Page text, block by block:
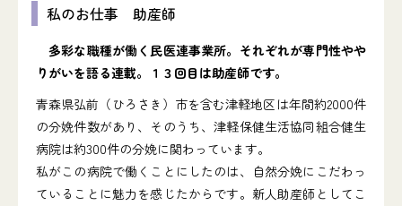
私のお仕事 助産師
多彩な職種が働く民医連事業所。それぞれが専門性やや
りがいを語る連載。１３回目は助産師です。
青森県弘前（ひろさき）市を含む津軽地区は年間約2000件
の分娩件数があり、そのうち、津軽保健生活協同組合健生
病院は約300件の分娩に関わっています。
私がこの病院で働くことにしたのは、自然分娩にこだわっ
ていることに魅力を感じたからです。新人助産師としてこ